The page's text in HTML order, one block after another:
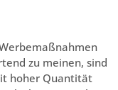
zu meinen, sind
hoher Quantität